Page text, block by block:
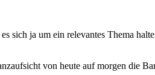
sich ja um ein relevantes Thema
von heute auf morgen die